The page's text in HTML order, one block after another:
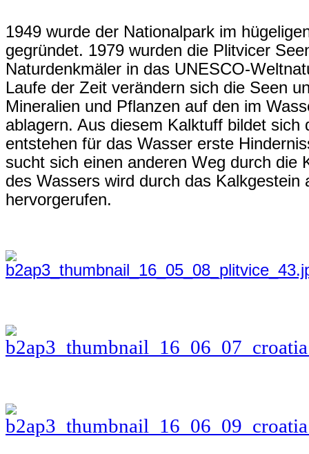
1949 wurde der Nationalpark im
gegründet. 1979 wurden die Plitvicer
Naturdenkmäler in das UNESCO-
Laufe der Zeit verändern sich die Seen
Mineralien und Pflanzen auf den im
ablagern. Aus diesem Kalktuff bildet sich
entstehen für das Wasser erste
sucht sich einen anderen Weg durch die
des Wassers wird durch das Kalkgestein
hervorgerufen.